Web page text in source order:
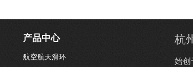
产品中心
航空航天滑环
杭
始